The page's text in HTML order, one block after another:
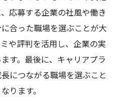
応募する企業の社風や働き
合った職場を選ぶことが大
や評判を活用し、企業の実
す。最後に、キャリアプラ
につながる職場を選ぶこと
ります。